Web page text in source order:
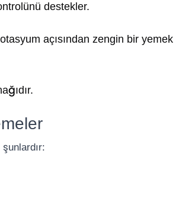
destekler.
açısından zengin bir yemek